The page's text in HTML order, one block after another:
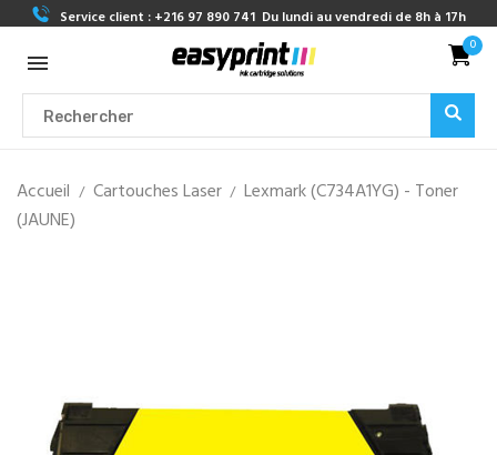
Service client : +216 97 890 741 Du lundi au vendredi de 8h à 17h
0
Accueil Cartouches Laser
Lexmark (C734A1YG) - Toner
(JAUNE)